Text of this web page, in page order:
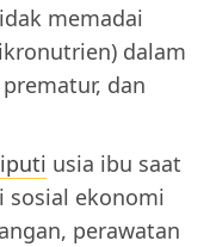
memadai
dalam
dan
usia ibu saat
sosial ekonomi
perawatan